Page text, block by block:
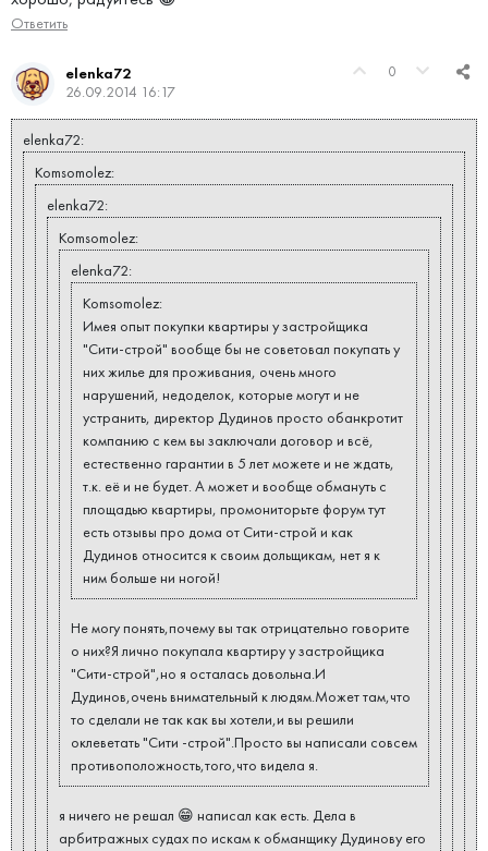
Ответить
0
elenka72
26.09.2014 16:17
elenka72:
Komsomolez:
elenka72:
Komsomolez:
elenka72:
Komsomolez:
Имея опыт покупки квартиры у застройщика
"Сити-строй" вообще бы не советовал покупать у
них жилье для проживания, очень много
нарушений, недоделок, которые могут и не
устранить, директор Дудинов просто обанкротит
компанию с кем вы заключали договор и всё,
естественно гарантии в 5 лет можете и не ждать,
т.к. её и не будет. А может и вообще обмануть с
площадью квартиры, промониторьте форум тут
есть отзывы про дома от Сити-строй и как
Дудинов относится к своим дольщикам, нет я к
ним больше ни ногой!
Не могу понять,почему вы так отрицательно говорите
о них?Я лично покупала квартиру у застройщика
"Сити-строй",но я осталась довольна.И
Дудинов,очень внимательный к людям.Может там,что
то сделали не так как вы хотели,и вы решили
оклеветать "Сити -строй".Просто вы написали совсем
противоположность,того,что видела я.
я ничего не решал 😁 написал как есть. Дела в
арбитражных судах по искам к обманщику Дудинову его